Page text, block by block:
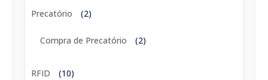
Precatório (2)
Compra de Precatório (2)
RFID (10)